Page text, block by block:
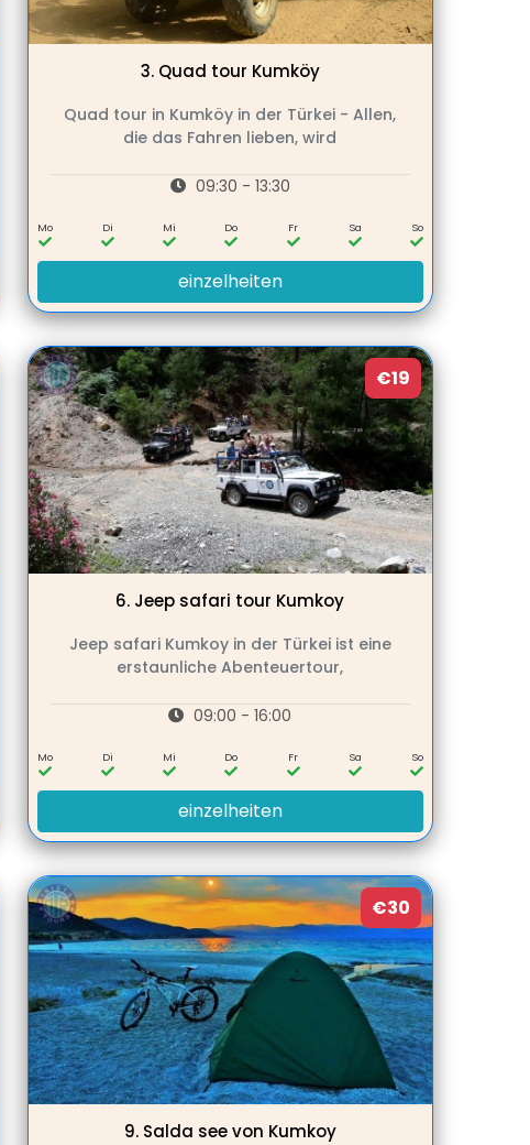
3. Quad tour Kumköy
Quad tour in Kumköy in der Türkei - Allen,
die das Fahren lieben, wird
09:30 - 13:30
Mo Di Mi Do Fr Sa So
einzelheiten
€19
6. Jeep safari tour Kumkoy
Jeep safari Kumkoy in der Türkei ist eine
erstaunliche Abenteuertour,
09:00 - 16:00
Mo Di Mi Do Fr Sa So
einzelheiten
€30
9. Salda see von Kumkoy